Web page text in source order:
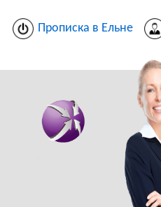
Прописка в Ельне